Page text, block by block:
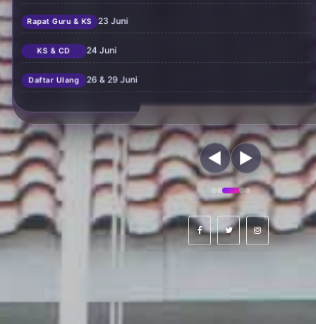
Rapat Guru & KS 23 Juni
KS & CD 24 Juni
Daftar Ulang 26 & 29 Juni
◀ ▶